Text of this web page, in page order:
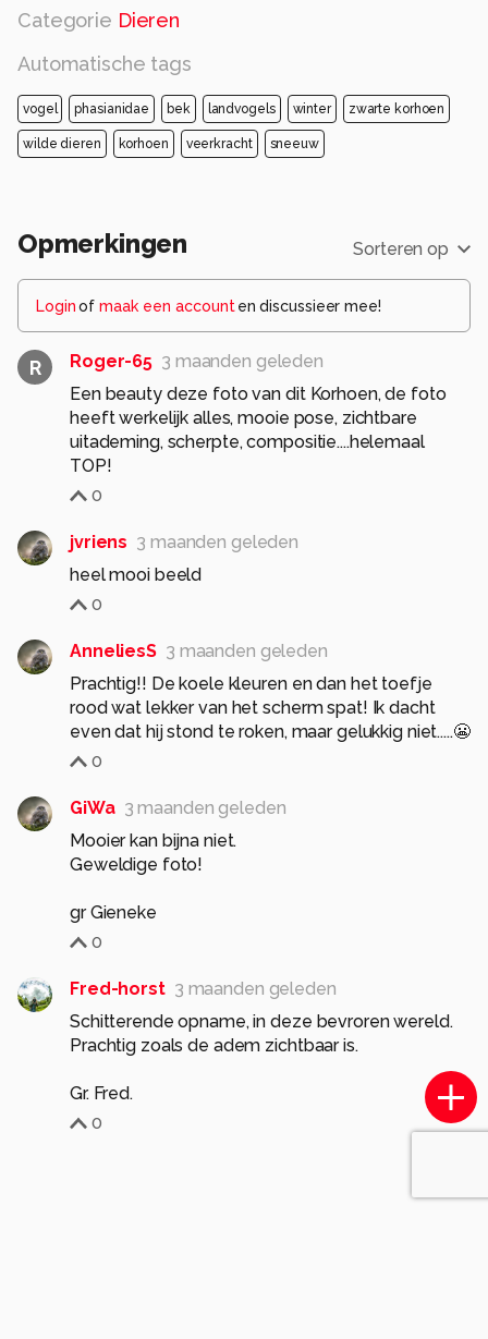
Categorie Dieren
Automatische tags
vogel phasianidae bek landvogels winter zwarte korhoen
wilde dieren korhoen veerkracht sneeuw
Opmerkingen Sorteren op
Loginof maak een account en discussieer mee!
R Roger-65 3 maanden geleden
Een beauty deze foto van dit Korhoen, de foto
heeft werkelijk alles, mooie pose, zichtbare
uitademing, scherpte, compositie....helemaal
TOP!
0
jvriens 3 maanden geleden
heel mooi beeld
0
AnneliesS 3 maanden geleden
Prachtig!! De koele kleuren en dan het toefje
rood wat lekker van het scherm spat! Ik dacht
even dat hij stond te roken, maar gelukkig niet.....😬
0
GiWa 3 maanden geleden
Mooier kan bijna niet.
Geweldige foto!
gr Gieneke
0
Fred-horst 3 maanden geleden
Schitterende opname, in deze bevroren wereld.
Prachtig zoals de adem zichtbaar is.
Gr. Fred.
0